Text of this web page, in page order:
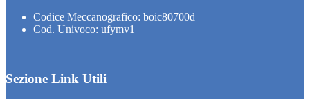
Codice Meccanografico: boic80700d
Cod. Univoco: ufymv1
Sezione Link Utili